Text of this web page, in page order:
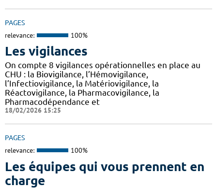
PAGES
relevance: 100%
Les vigilances
On compte 8 vigilances opérationnelles en place au
CHU : la Biovigilance, l’Hémovigilance,
l’Infectiovigilance, la Matériovigilance, la
Réactovigilance, la Pharmacovigilance, la
Pharmacodépendance et
18/02/2026 15:25
PAGES
relevance: 100%
Les équipes qui vous prennent en
charge